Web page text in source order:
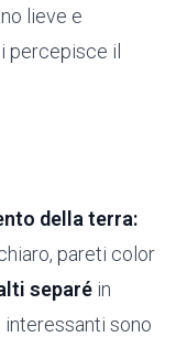
lieve e
percepisce il
della terra:
pareti color
separé in
sono